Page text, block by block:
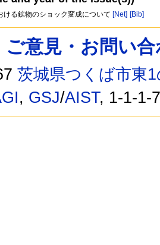
る鉱物のショック変成について [Net] [Bib]
ご意見・お問い
茨城県つくば市東
, GSJ/AIST, 1-1-1-